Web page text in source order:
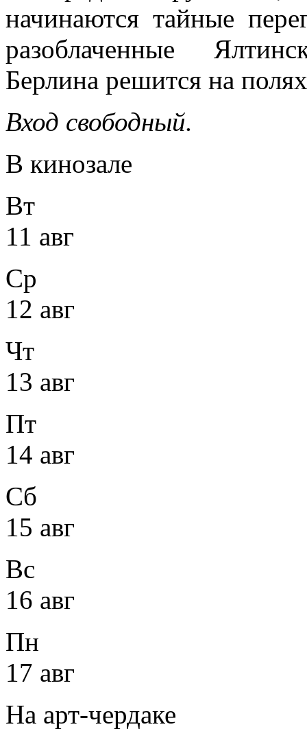
начинаются тайные
разоблаченные
Берлина решится на
Вход свободный.
В кинозале
Вт
11 авг
Ср
12 авг
Чт
13 авг
Пт
14 авг
Сб
15 авг
Вс
16 авг
Пн
17 авг
На арт-чердаке